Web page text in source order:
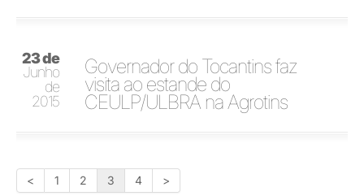
23 de
Junho
de
2015
Governador do Tocantins faz
visita ao estande do
CEULP/ULBRA na Agrotins
< 1 2 3 4 >